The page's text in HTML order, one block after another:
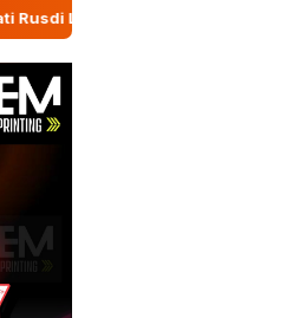
Ton Kemiri Luwu ke Jeddah